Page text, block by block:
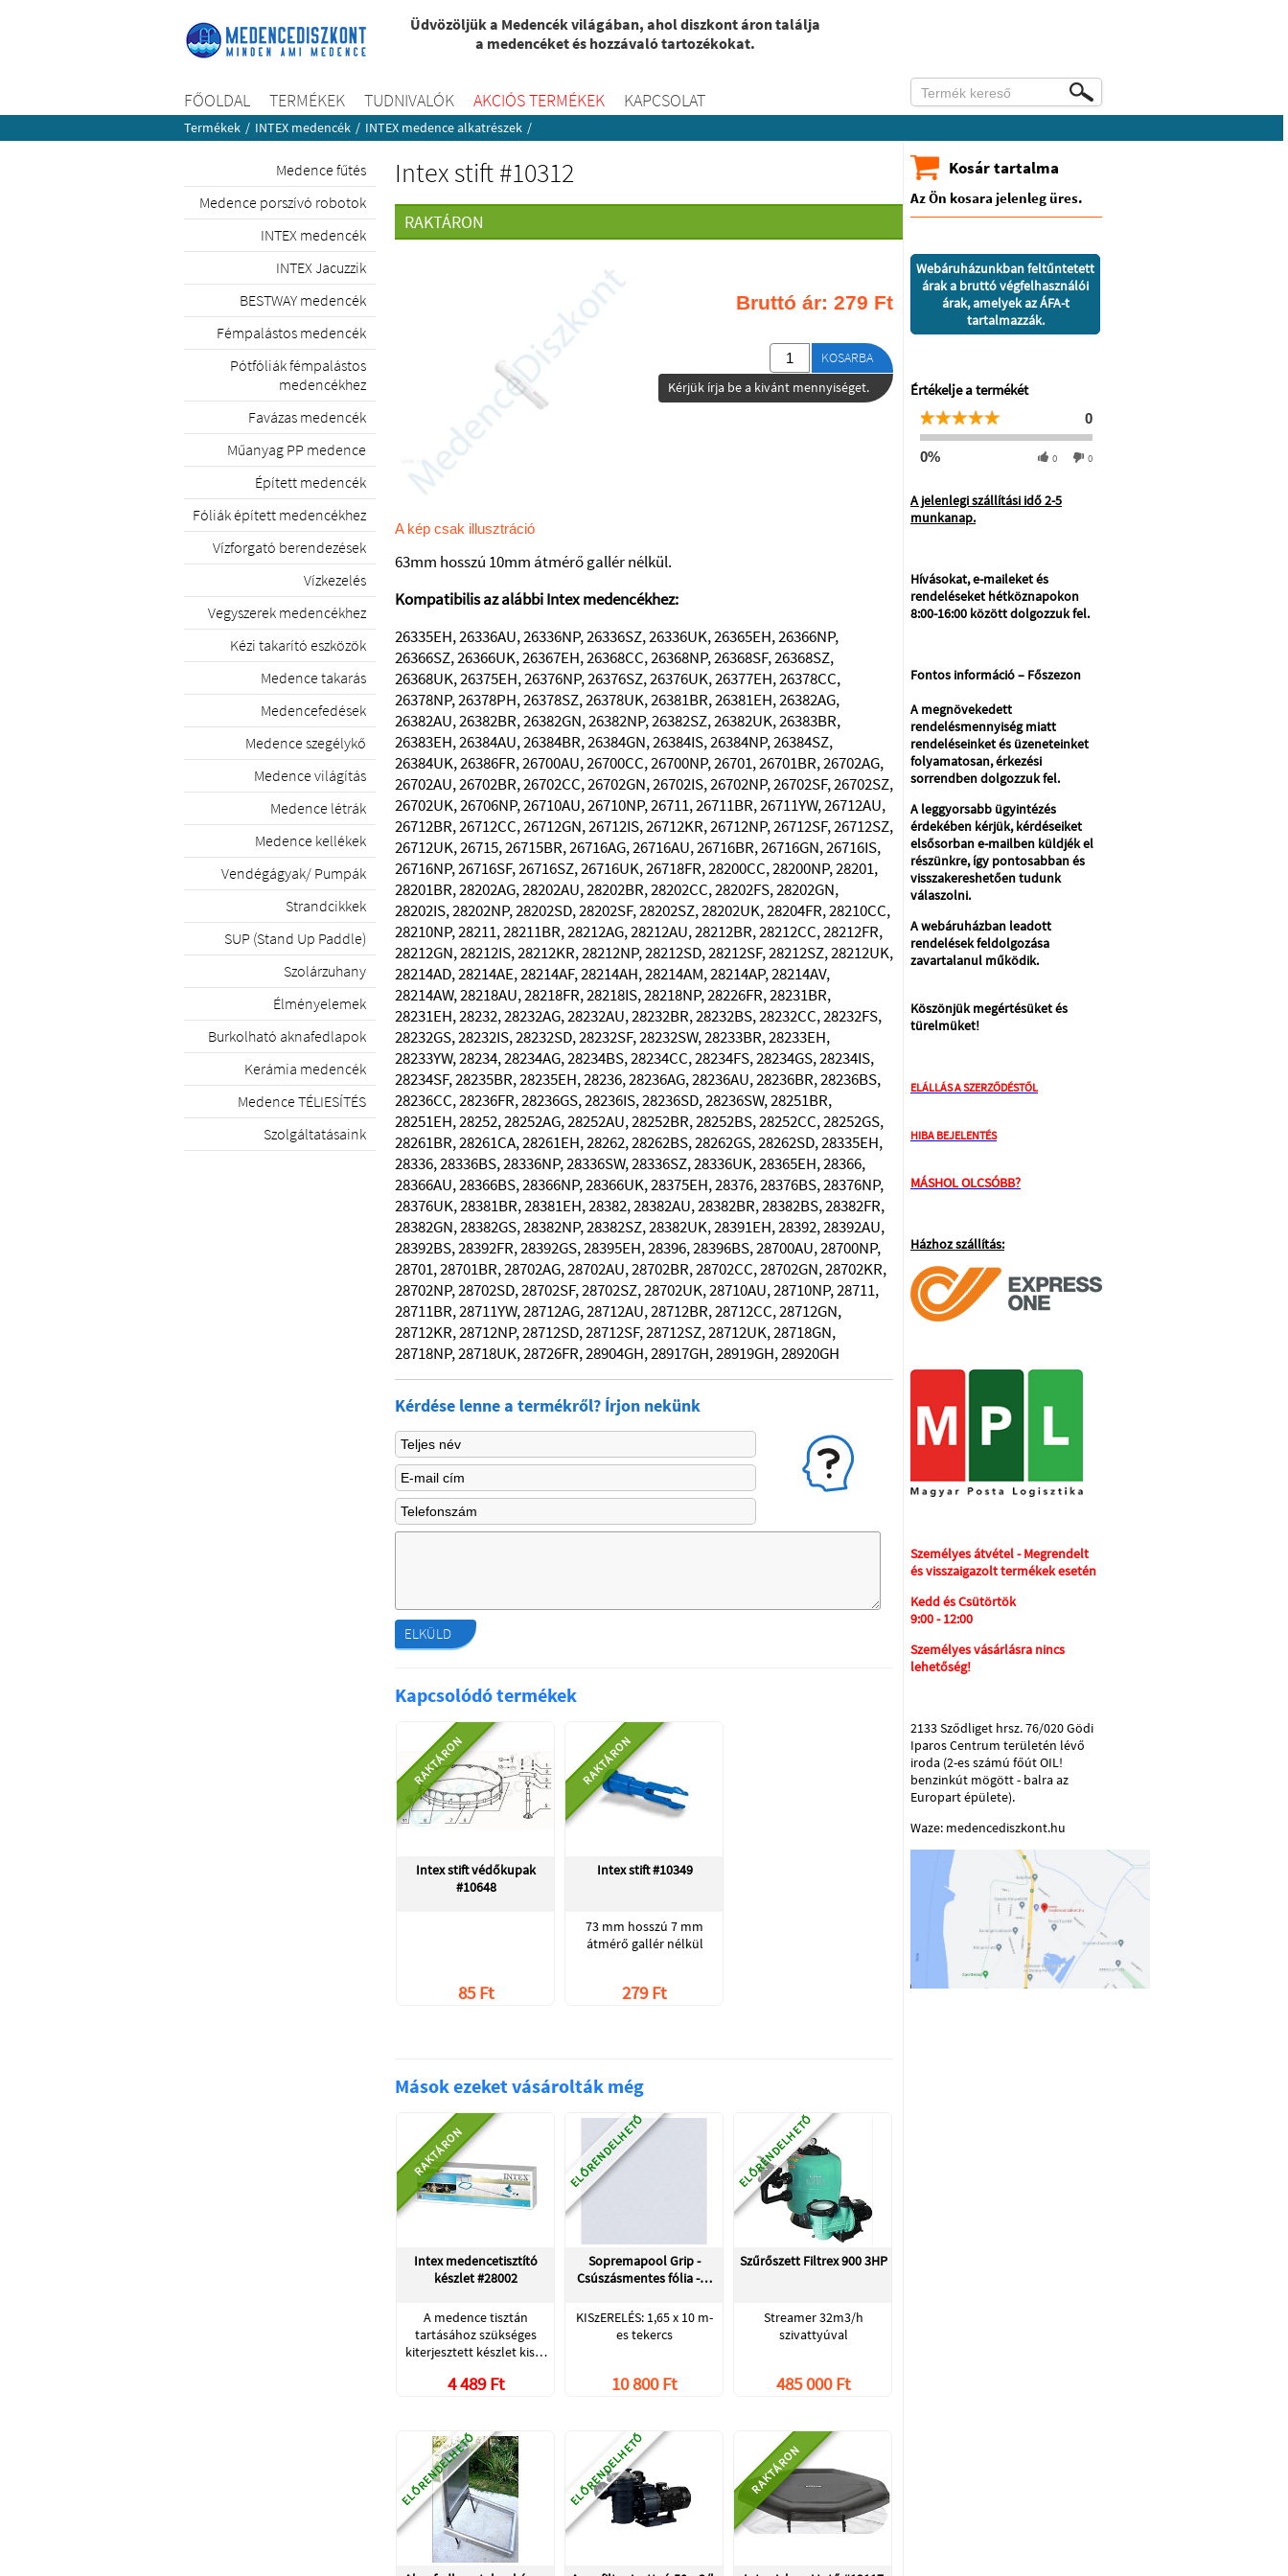
Üdvözöljük a Medencék világában, ahol diszkont áron találja
a medencéket és hozzávaló tartozékokat.
FŐOLDAL TERMÉKEK TUDNIVALÓK AKCIÓS TERMÉKEK KAPCSOLAT
Termékek / INTEX medencék / INTEX medence alkatrészek /
Medence fűtés
Medence porszívó robotok
INTEX medencék
INTEX Jacuzzik
BESTWAY medencék
Fémpalástos medencék
Pótfóliák fémpalástos
medencékhez
Favázas medencék
Műanyag PP medence
Épített medencék
Fóliák épített medencékhez
Vízforgató berendezések
Vízkezelés
Vegyszerek medencékhez
Kézi takarító eszközök
Medence takarás
Medencefedések
Medence szegélykő
Medence világítás
Medence létrák
Medence kellékek
Vendégágyak/ Pumpák
Strandcikkek
SUP (Stand Up Paddle)
Szolárzuhany
Élményelemek
Burkolható aknafedlapok
Kerámia medencék
Medence TÉLIESÍTÉS
Szolgáltatásaink
Intex stift #10312
RAKTÁRON
Bruttó ár: 279 Ft
KOSARBA
Kérjük írja be a kivánt mennyiséget.
A kép csak illusztráció
63mm hosszú 10mm átmérő gallér nélkül.
Kompatibilis az alábbi Intex medencékhez:
26335EH, 26336AU, 26336NP, 26336SZ, 26336UK, 26365EH, 26366NP,
26366SZ, 26366UK, 26367EH, 26368CC, 26368NP, 26368SF, 26368SZ,
26368UK, 26375EH, 26376NP, 26376SZ, 26376UK, 26377EH, 26378CC,
26378NP, 26378PH, 26378SZ, 26378UK, 26381BR, 26381EH, 26382AG,
26382AU, 26382BR, 26382GN, 26382NP, 26382SZ, 26382UK, 26383BR,
26383EH, 26384AU, 26384BR, 26384GN, 26384IS, 26384NP, 26384SZ,
26384UK, 26386FR, 26700AU, 26700CC, 26700NP, 26701, 26701BR, 26702AG,
26702AU, 26702BR, 26702CC, 26702GN, 26702IS, 26702NP, 26702SF, 26702SZ,
26702UK, 26706NP, 26710AU, 26710NP, 26711, 26711BR, 26711YW, 26712AU,
26712BR, 26712CC, 26712GN, 26712IS, 26712KR, 26712NP, 26712SF, 26712SZ,
26712UK, 26715, 26715BR, 26716AG, 26716AU, 26716BR, 26716GN, 26716IS,
26716NP, 26716SF, 26716SZ, 26716UK, 26718FR, 28200CC, 28200NP, 28201,
28201BR, 28202AG, 28202AU, 28202BR, 28202CC, 28202FS, 28202GN,
28202IS, 28202NP, 28202SD, 28202SF, 28202SZ, 28202UK, 28204FR, 28210CC,
28210NP, 28211, 28211BR, 28212AG, 28212AU, 28212BR, 28212CC, 28212FR,
28212GN, 28212IS, 28212KR, 28212NP, 28212SD, 28212SF, 28212SZ, 28212UK,
28214AD, 28214AE, 28214AF, 28214AH, 28214AM, 28214AP, 28214AV,
28214AW, 28218AU, 28218FR, 28218IS, 28218NP, 28226FR, 28231BR,
28231EH, 28232, 28232AG, 28232AU, 28232BR, 28232BS, 28232CC, 28232FS,
28232GS, 28232IS, 28232SD, 28232SF, 28232SW, 28233BR, 28233EH,
28233YW, 28234, 28234AG, 28234BS, 28234CC, 28234FS, 28234GS, 28234IS,
28234SF, 28235BR, 28235EH, 28236, 28236AG, 28236AU, 28236BR, 28236BS,
28236CC, 28236FR, 28236GS, 28236IS, 28236SD, 28236SW, 28251BR,
28251EH, 28252, 28252AG, 28252AU, 28252BR, 28252BS, 28252CC, 28252GS,
28261BR, 28261CA, 28261EH, 28262, 28262BS, 28262GS, 28262SD, 28335EH,
28336, 28336BS, 28336NP, 28336SW, 28336SZ, 28336UK, 28365EH, 28366,
28366AU, 28366BS, 28366NP, 28366UK, 28375EH, 28376, 28376BS, 28376NP,
28376UK, 28381BR, 28381EH, 28382, 28382AU, 28382BR, 28382BS, 28382FR,
28382GN, 28382GS, 28382NP, 28382SZ, 28382UK, 28391EH, 28392, 28392AU,
28392BS, 28392FR, 28392GS, 28395EH, 28396, 28396BS, 28700AU, 28700NP,
28701, 28701BR, 28702AG, 28702AU, 28702BR, 28702CC, 28702GN, 28702KR,
28702NP, 28702SD, 28702SF, 28702SZ, 28702UK, 28710AU, 28710NP, 28711,
28711BR, 28711YW, 28712AG, 28712AU, 28712BR, 28712CC, 28712GN,
28712KR, 28712NP, 28712SD, 28712SF, 28712SZ, 28712UK, 28718GN,
28718NP, 28718UK, 28726FR, 28904GH, 28917GH, 28919GH, 28920GH
Kérdése lenne a termékről? Írjon nekünk
ELKÜLD
Kapcsolódó termékek
RAKTÁRON
Intex stift védőkupak
#10648
85 Ft
RAKTÁRON
Intex stift #10349
73 mm hosszú 7 mm
átmérő gallér nélkül
279 Ft
Mások ezeket vásárolták még
RAKTÁRON
Intex medencetisztító
készlet #28002
A medence tisztán
tartásához szükséges
kiterjesztett készlet kis…
4 489 Ft
ELŐRENDELHETŐ
Sopremapool Grip -
Csúszásmentes fólia -…
KISzERELÉS: 1,65 x 10 m-
es tekercs
10 800 Ft
ELŐRENDELHETŐ
Szűrőszett Filtrex 900 3HP
Streamer 32m3/h
szivattyúval
485 000 Ft
ELŐRENDELHETŐ ELŐRENDELHETŐ RAKTÁRON
Kosár tartalma
Az Ön kosara jelenleg üres.
Webáruházunkban feltűntetett
árak a bruttó végfelhasználói
árak, amelyek az ÁFA-t
tartalmazzák.
Értékelje a termékét
0
0% 0 0
A jelenlegi szállítási idő 2-5
munkanap.
Hívásokat, e-maileket és
rendeléseket hétköznapokon
8:00-16:00 között dolgozzuk fel.
Fontos információ – Főszezon
A megnövekedett
rendelésmennyiség miatt
rendeléseinket és üzeneteinket
folyamatosan, érkezési
sorrendben dolgozzuk fel.
A leggyorsabb ügyintézés
érdekében kérjük, kérdéseiket
elsősorban e-mailben küldjék el
részünkre, így pontosabban és
visszakereshetően tudunk
válaszolni.
A webáruházban leadott
rendelések feldolgozása
zavartalanul működik.
Köszönjük megértésüket és
türelmüket!
ELÁLLÁS A SZERZŐDÉSTŐL
HIBA BEJELENTÉS
MÁSHOL OLCSÓBB?
Házhoz szállítás:
Személyes átvétel - Megrendelt
és visszaigazolt termékek esetén
Kedd és Csütörtök
9:00 - 12:00
Személyes vásárlásra nincs
lehetőség!
2133 Sződliget hrsz. 76/020 Gödi
Iparos Centrum területén lévő
iroda (2-es számú főút OIL!
benzinkút mögött - balra az
Europart épülete).
Waze: medencediszkont.hu